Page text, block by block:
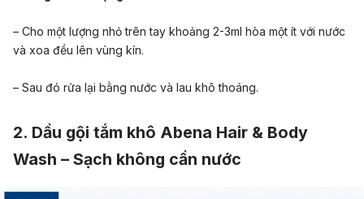
– Cho một lượng nhỏ trên tay khoảng 2-3ml hòa một ít với nước
và xoa đều lên vùng kín.
– Sau đó rửa lại bằng nước và lau khô thoáng.
2. Dầu gội tắm khô Abena Hair & Body
Wash – Sạch không cần nước